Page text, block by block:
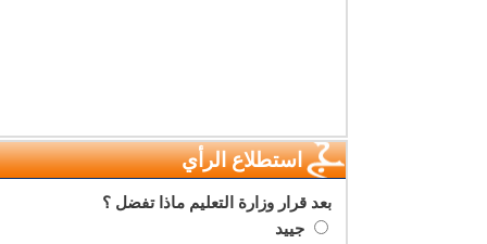
استطلاع الرأي
بعد قرار وزارة التعليم ماذا تفضل ؟
جييد